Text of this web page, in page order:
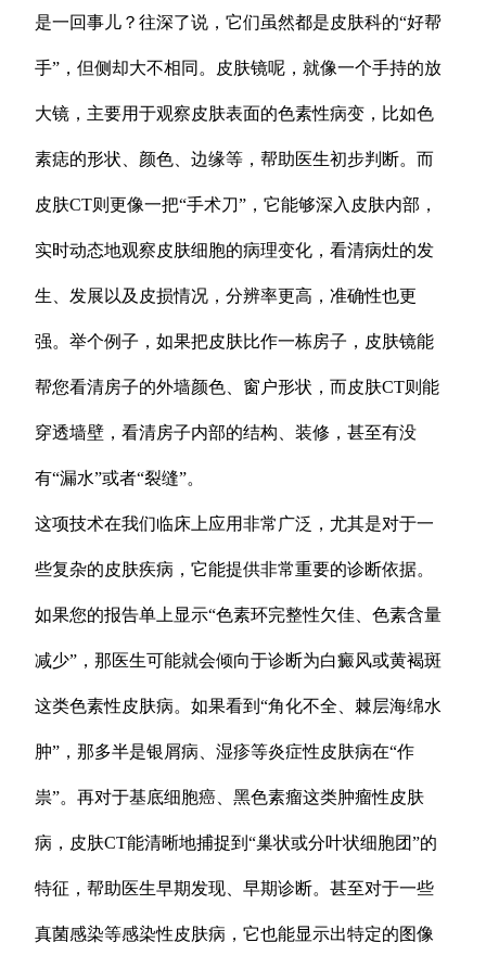
是一回事儿？往深了说，它们虽然都是皮肤科的“好帮
手”，但侧却大不相同。皮肤镜呢，就像一个手持的放
大镜，主要用于观察皮肤表面的色素性病变，比如色
素痣的形状、颜色、边缘等，帮助医生初步判断。而
皮肤CT则更像一把“手术刀”，它能够深入皮肤内部，
实时动态地观察皮肤细胞的病理变化，看清病灶的发
生、发展以及皮损情况，分辨率更高，准确性也更
强。举个例子，如果把皮肤比作一栋房子，皮肤镜能
帮您看清房子的外墙颜色、窗户形状，而皮肤CT则能
穿透墙壁，看清房子内部的结构、装修，甚至有没
有“漏水”或者“裂缝”。
这项技术在我们临床上应用非常广泛，尤其是对于一
些复杂的皮肤疾病，它能提供非常重要的诊断依据。
如果您的报告单上显示“色素环完整性欠佳、色素含量
减少”，那医生可能就会倾向于诊断为白癜风或黄褐斑
这类色素性皮肤病。如果看到“角化不全、棘层海绵水
肿”，那多半是银屑病、湿疹等炎症性皮肤病在“作
祟”。再对于基底细胞癌、黑色素瘤这类肿瘤性皮肤
病，皮肤CT能清晰地捕捉到“巢状或分叶状细胞团”的
特征，帮助医生早期发现、早期诊断。甚至对于一些
真菌感染等感染性皮肤病，它也能显示出特定的图像